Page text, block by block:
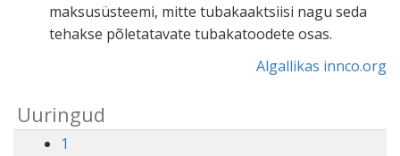
maksusüsteemi, mitte tubakaaktsiisi nagu seda
tehakse põletatavate tubakatoodete osas.
Algallikas innco.org
Uuringud
1